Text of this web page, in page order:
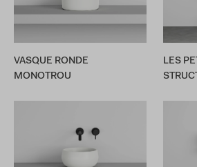
VASQUE RONDE
MONOTROU
LES